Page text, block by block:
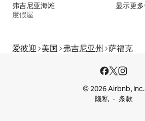
弗吉尼亚海滩
度假屋
显示更多
爱彼迎 美国 弗吉尼亚州 萨福克
© 2026 Airbnb, Inc.
隐私
条款